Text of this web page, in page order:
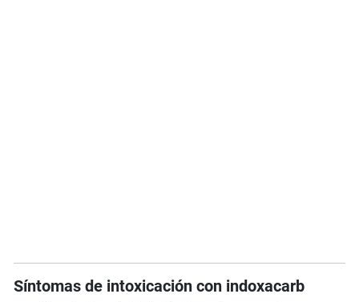
Síntomas de intoxicación con indoxacarb